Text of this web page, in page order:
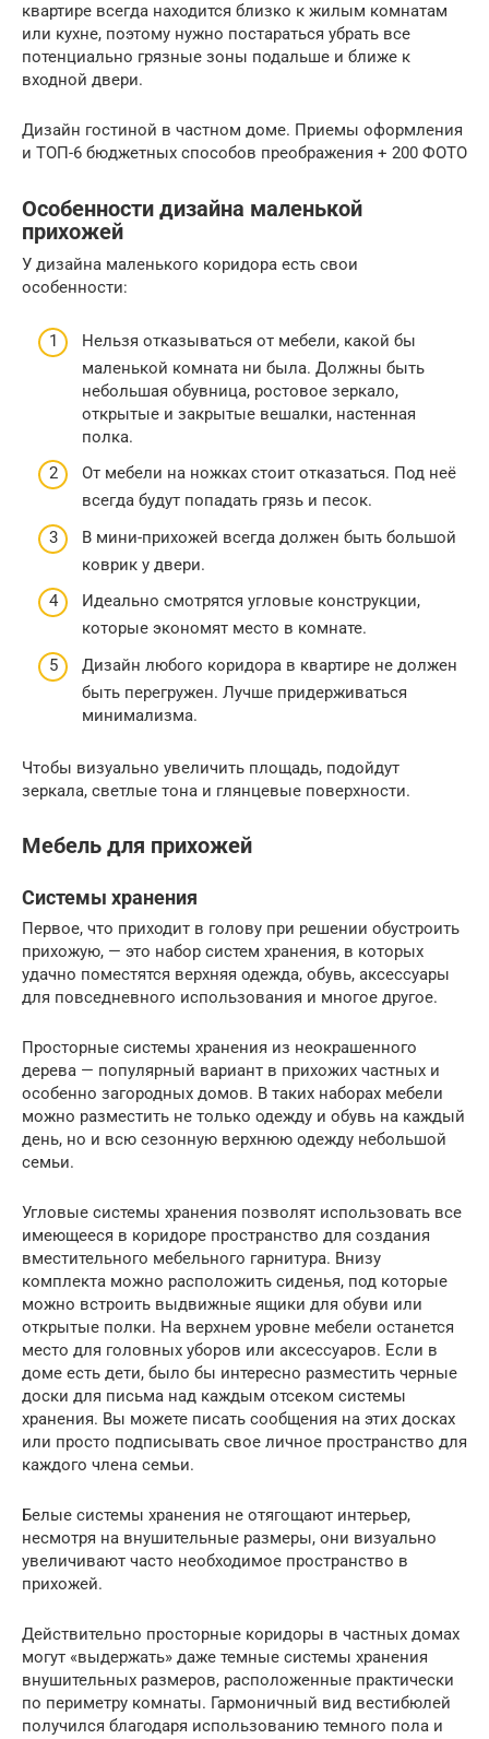
квартире всегда находится близко к жилым комнатам
или кухне, поэтому нужно постараться убрать все
потенциально грязные зоны подальше и ближе к
входной двери.
Дизайн гостиной в частном доме. Приемы оформления
и ТОП-6 бюджетных способов преображения + 200 ФОТО
Особенности дизайна маленькой
прихожей
У дизайна маленького коридора есть свои
особенности:
Нельзя отказываться от мебели, какой бы
маленькой комната ни была. Должны быть
небольшая обувница, ростовое зеркало,
открытые и закрытые вешалки, настенная
полка.
От мебели на ножках стоит отказаться. Под неё
всегда будут попадать грязь и песок.
В мини-прихожей всегда должен быть большой
коврик у двери.
Идеально смотрятся угловые конструкции,
которые экономят место в комнате.
Дизайн любого коридора в квартире не должен
быть перегружен. Лучше придерживаться
минимализма.
Чтобы визуально увеличить площадь, подойдут
зеркала, светлые тона и глянцевые поверхности.
Мебель для прихожей
Системы хранения
Первое, что приходит в голову при решении обустроить
прихожую, — это набор систем хранения, в которых
удачно поместятся верхняя одежда, обувь, аксессуары
для повседневного использования и многое другое.
Просторные системы хранения из неокрашенного
дерева — популярный вариант в прихожих частных и
особенно загородных домов. В таких наборах мебели
можно разместить не только одежду и обувь на каждый
день, но и всю сезонную верхнюю одежду небольшой
семьи.
Угловые системы хранения позволят использовать все
имеющееся в коридоре пространство для создания
вместительного мебельного гарнитура. Внизу
комплекта можно расположить сиденья, под которые
можно встроить выдвижные ящики для обуви или
открытые полки. На верхнем уровне мебели останется
место для головных уборов или аксессуаров. Если в
доме есть дети, было бы интересно разместить черные
доски для письма над каждым отсеком системы
хранения. Вы можете писать сообщения на этих досках
или просто подписывать свое личное пространство для
каждого члена семьи.
Белые системы хранения не отягощают интерьер,
несмотря на внушительные размеры, они визуально
увеличивают часто необходимое пространство в
прихожей.
Действительно просторные коридоры в частных домах
могут «выдержать» даже темные системы хранения
внушительных размеров, расположенные практически
по периметру комнаты. Гармоничный вид вестибюлей
получился благодаря использованию темного пола и